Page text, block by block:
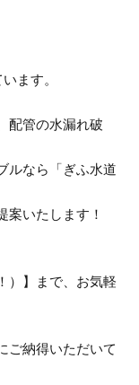
ます。
配管の水漏れ破
ルなら「ぎふ水道
案いたします！
）】まで、お気軽
ご納得いただいて